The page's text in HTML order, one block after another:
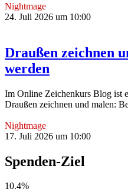
Nightmage
24. Juli 2026 um 10:00
Draußen zeichnen
werden
Im Online Zeichenkurs Blog ist
Draußen zeichnen und malen:
Nightmage
17. Juli 2026 um 10:00
Spenden-Ziel
10.4%